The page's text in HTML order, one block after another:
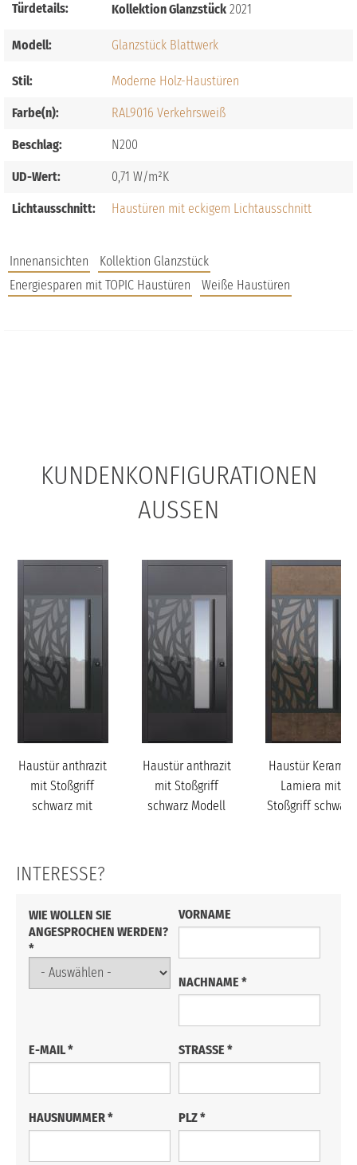
Türdetails: Kollektion Glanzstück 2021
Modell: Glanzstück Blattwerk
Stil: Moderne Holz-Haustüren
Farbe(n): RAL9016 Verkehrsweiß
Beschlag: N200
UD-Wert: 0,71
Lichtausschnitt: Haustüren mit eckigem Lichtausschnitt
Innenansichten
Kollektion Glanzstück
Energiesparen mit TOPIC Haustüren
Weiße Haustüren
KUNDENKONFIGURATIONEN
AUSSEN
Haustür anthrazit
mit Stoßgriff
schwarz mit
Haustür anthrazit
mit Stoßgriff
schwarz Modell
Haustür Keramik
Lamiera mit
Stoßgriff schwarz
INTERESSE?
WIE WOLLEN SIE
ANGESPROCHEN WERDEN?
*
VORNAME
NACHNAME *
E-MAIL* STRASSE *
HAUSNUMMER* PLZ*